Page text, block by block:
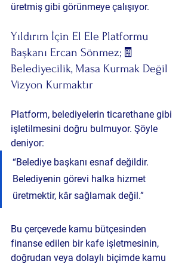
üretmiş gibi görünmeye çalışıyor.
Yıldırım İçin El Ele Platformu
Başkanı Ercan Sönmez;🧾
Belediyecilik, Masa Kurmak Değil
Vizyon Kurmaktır
Platform, belediyelerin ticarethane gibi
işletilmesini doğru bulmuyor. Şöyle
deniyor:
“Belediye başkanı esnaf değildir.
Belediyenin görevi halka hizmet
üretmektir, kâr sağlamak değil.”
Bu çerçevede kamu bütçesinden
finanse edilen bir kafe işletmesinin,
doğrudan veya dolaylı biçimde kamu